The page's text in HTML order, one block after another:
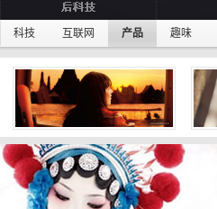
科技 互联网 产品 趣味